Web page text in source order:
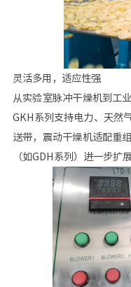
灵活多用，适应性强
从实验室脉冲干燥机到工
GKH系列支持电力、天然
送带，震动干燥机适配重
（如GDH系列）进一步扩